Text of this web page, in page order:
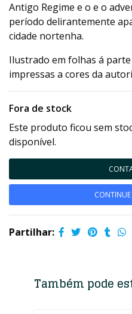
Antigo Regime e o e o
período delirantemente
cidade nortenha.
Ilustrado em folhas á
impressas a cores da
Fora de stock
Este produto ficou sem
disponível.
Partilhar:
Também pode